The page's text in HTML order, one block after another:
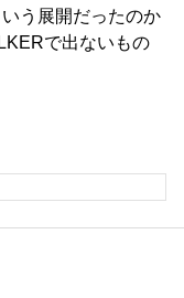
う展開だったのか
で出ないもの